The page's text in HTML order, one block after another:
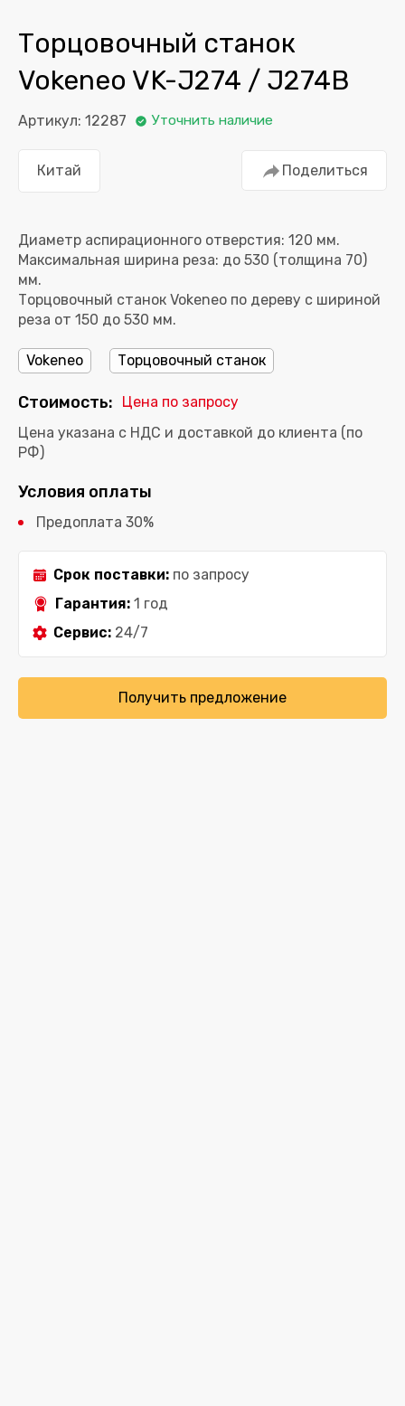
Торцовочный станок
Vokeneo VK-J274 / J274B
Артикул: 12287 Уточнить наличие
Китай Поделиться
Диаметр аспирационного отверстия: 120 мм.
Максимальная ширина реза: до 530 (толщина 70)
мм.
Торцовочный станок Vokeneo по дереву с шириной
реза от 150 до 530 мм.
Vokeneo Торцовочный станок
Стоимость:
Цена по запросу
Цена указана с НДС и доставкой до клиента (по
РФ)
Условия оплаты
Предоплата 30%
Срок поставки: по запросу
Гарантия: 1 год
Сервис: 24/7
Получить предложение